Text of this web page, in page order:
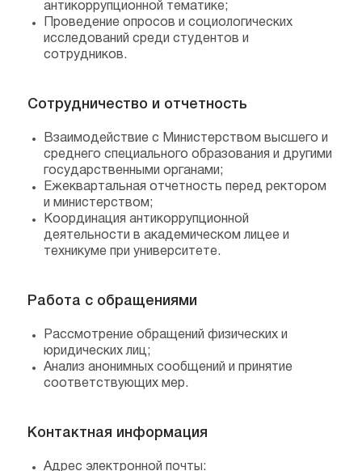
антикоррупционной тематике;
Проведение опросов и социологических
исследований среди студентов и
сотрудников.
Сотрудничество и отчетность
Взаимодействие с Министерством высшего и
среднего специального образования и другими
государственными органами;
Ежеквартальная отчетность перед ректором
и министерством;
Координация антикоррупционной
деятельности в академическом лицее и
техникуме при университете.
Работа с обращениями
Рассмотрение обращений физических и
юридических лиц;
Анализ анонимных сообщений и принятие
соответствующих мер.
Контактная информация
Адрес электронной почты: